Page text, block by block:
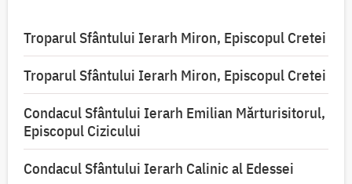
Troparul Sfântului Ierarh Miron, Episcopul Cretei
Troparul Sfântului Ierarh Miron, Episcopul Cretei
Condacul Sfântului Ierarh Emilian Mărturisitorul,
Episcopul Cizicului
Condacul Sfântului Ierarh Calinic al Edessei